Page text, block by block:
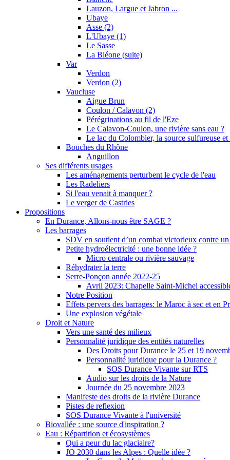
Lauzon, Largue et Jabron ...
Ubaye
Asse (2)
L'Ubaye (1)
Le Sasse
La Bléone (suite)
Var
Verdon
Verdon (2)
Vaucluse
Aigue Brun
Coulon / Calavon (2)
Pérégrinations au fil de l'Eze
Le Calavon-Coulon, une rivière sans eau ?
Le lac du Colombier, la source sulfureuse
Bouches du Rhône
Anguillon
Ses différents usages
Les aménagements perturbent le cycle de l'eau
Les Radeliers
Si l'eau venait à manquer ?
Le verger de Castries
Propositions
En Durance, Allons-nous être SAGE ?
Les barrages
SDV en soutient d’un combat victorieux contre un
Petite hydroélectricité : une bonne idée ?
Micro centrale ou rivière sauvage
Réhydrater la terre
Serre-Ponçon année 2022-25
Avril 2023: Chapelle Saint-Michel
Notre Position
Effets pervers des barrages: le Maroc à sec et en
Une explosion végétale
Droit et Nature
Vers une santé des milieux
Personnalité juridique des entités naturelles
Des Droits pour Durance le 25 et 19
Personnalité juridique pour la Durance ?
SOS Durance Vivante sur RTS
Audio sur les droits de la Nature
Journée du 25 novembre 2023
Manifeste des droits de la rivière Durance
Pistes de reflexion
SOS Durance Vivante à l'université
Biovallée : une source d'inspiration ?
Eau : Répartition et écosystèmes
Qui a peur du lac glaciaire?
JO 2030 dans les Alpes : Quelle idée ?